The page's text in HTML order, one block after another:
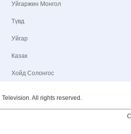
Уйгаржин Монгол
Түвд
Уйгар
Казак
Хойд Солонгос
All rights reserved.